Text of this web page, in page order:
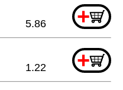
+
5.86
+
1.22